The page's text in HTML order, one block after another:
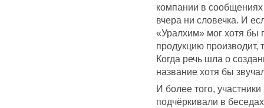
компании в
вчера ни словечка. И
«Уралхим» мог хотя бы
продукцию
Когда речь шла о
название хотя бы
И более того,
подчёркивали в